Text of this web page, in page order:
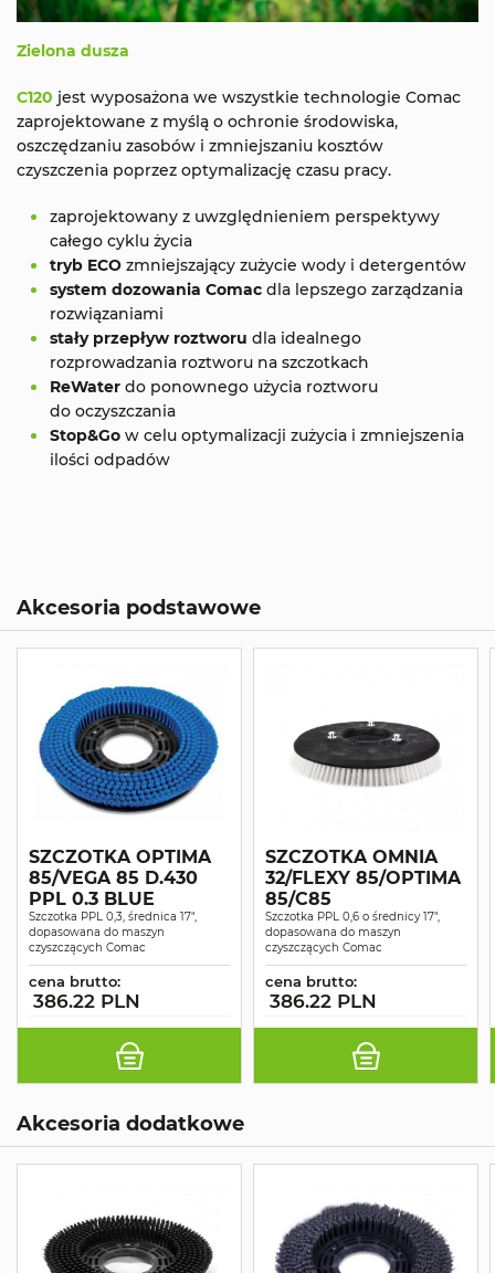
Zielona dusza
C120 jest wyposażona we wszystkie technologie Comac
zaprojektowane z myślą o ochronie środowiska,
oszczędzaniu zasobów i zmniejszaniu kosztów
czyszczenia poprzez optymalizację czasu pracy.
zaprojektowany z uwzględnieniem perspektywy
całego cyklu życia
tryb ECO zmniejszający zużycie wody i detergentów
system dozowania Comac dla lepszego zarządzania
rozwiązaniami
stały przepływ roztworu dla idealnego
rozprowadzania roztworu na szczotkach
ReWater do ponownego użycia roztworu
do oczyszczania
Stop&Go w celu optymalizacji zużycia i zmniejszenia
ilości odpadów
Akcesoria podstawowe
SZCZOTKA OPTIMA
85/VEGA 85 D.430
PPL 0.3 BLUE
Szczotka PPL 0,3, średnica 17",
dopasowana do maszyn
czyszczących Comac
cena brutto:
386.22 PLN
SZCZOTKA OMNIA
32/FLEXY 85/OPTIMA
85/C85
Szczotka PPL 0,6 o średnicy 17",
dopasowana do maszyn
czyszczących Comac
cena brutto:
386.22 PLN
Akcesoria dodatkowe